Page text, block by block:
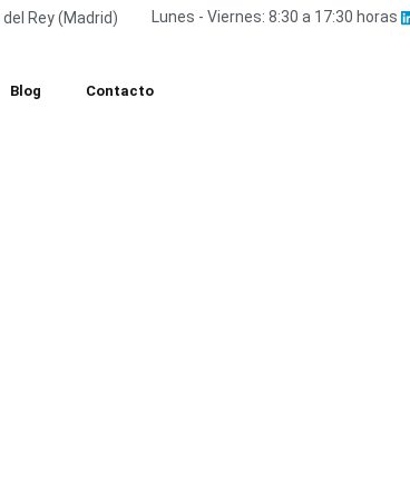
Rey (Madrid) Lunes - Viernes: 8:30 a 17:30 horas
Blog Contacto